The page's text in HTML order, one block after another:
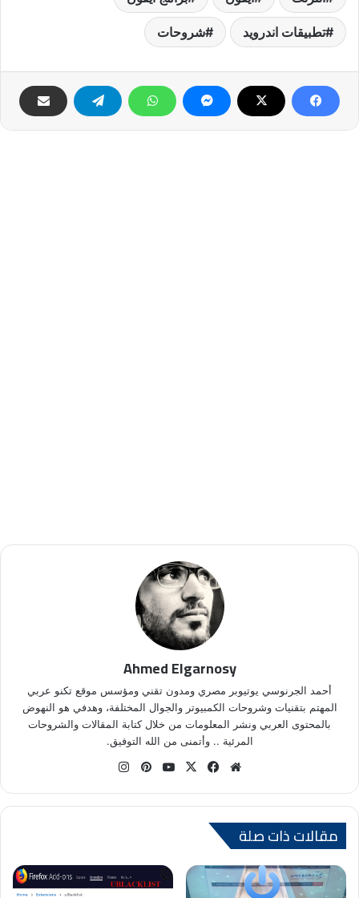
تطبيقات اندرويد شروحات
Ahmed Elgarnosy
أحمد الجرنوسي يوتيوبر مصري ومدون تقني ومؤسس موقع تكنو عربي
المهتم بتقنيات وشروحات الكمبيوتر والجوال المختلفة، وهدفي هو النهوض
بالمحتوى العربي ونشر المعلومات من خلال كتابة المقالات والشروحات
المرئية .. وأتمنى من الله التوفيق.
موق
الوي
ب
في
وك
X
يوتي
بينتي
س
ام
مقالات ذات صلة